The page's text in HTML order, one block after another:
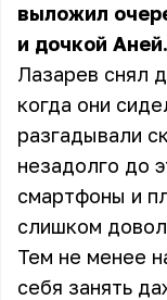
выложил
и дочкой Аней.
Лазарев снял
когда они
разгадывали
незадолго до
смартфоны и
слишком
Тем не менее
себя занять